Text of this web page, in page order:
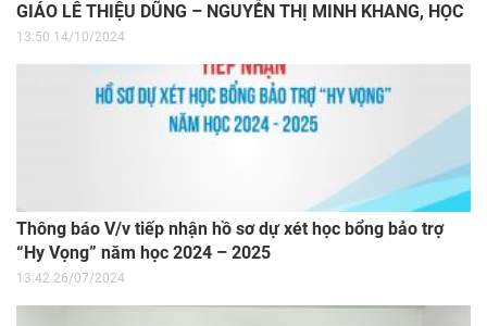
GIÁO LÊ THIỆU DŨNG – NGUYỄN THỊ MINH KHANG, HỌC
KỲ 1, NĂM HỌC 2024 – 2025
13:50 14/10/2024
Thông báo V/v tiếp nhận hồ sơ dự xét học bổng bảo trợ
“Hy Vọng” năm học 2024 – 2025
13:42 26/07/2024